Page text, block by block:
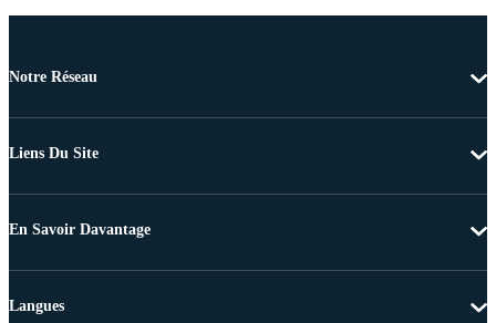
Notre Réseau
Liens Du Site
En Savoir Davantage
Langues